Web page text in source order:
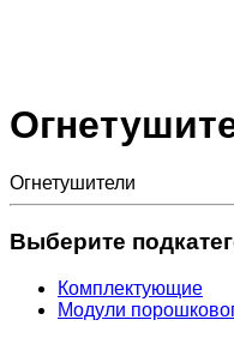
Огнетушители
Выберите
Комплектующие
Модули